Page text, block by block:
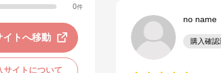
0件
イトへ移動
サイトについて
no name
購入確認